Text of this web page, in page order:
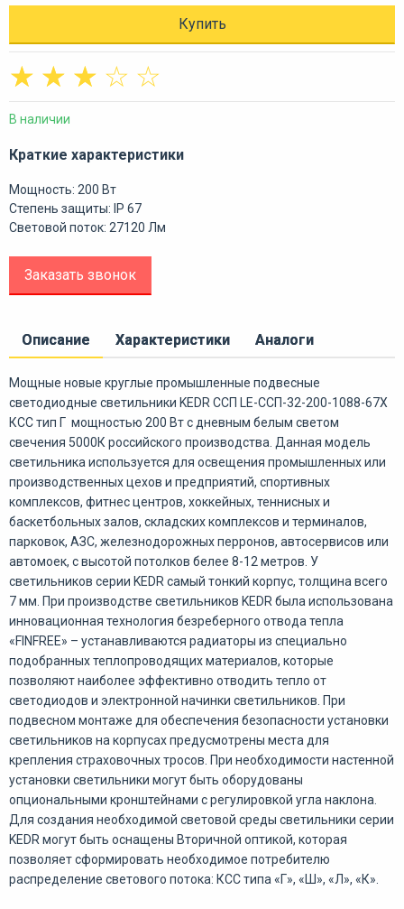
Купить
☆
☆
☆
☆
☆
В наличии
Краткие характеристики
Мощность: 200 Вт
Степень защиты: IP 67
Световой поток: 27120 Лм
Заказать звонок
Описание Характеристики Аналоги
Мощные новые круглые промышленные подвесные
светодиодные светильники KEDR ССП LE-ССП-32-200-1088-67Х
КСС тип Г мощностью 200 Вт с дневным белым светом
свечения 5000К российского производства. Данная модель
светильника используется для освещения промышленных или
производственных цехов и предприятий, спортивных
комплексов, фитнес центров, хоккейных, теннисных и
баскетбольных залов, складских комплексов и терминалов,
парковок, АЗС, железнодорожных перронов, автосервисов или
автомоек, с высотой потолков белее 8-12 метров. У
светильников серии KEDR самый тонкий корпус, толщина всего
7 мм. При производстве светильников KEDR была использована
инновационная технология безреберного отвода тепла
«FINFREE» – устанавливаются радиаторы из специально
подобранных теплопроводящих материалов, которые
позволяют наиболее эффективно отводить тепло от
светодиодов и электронной начинки светильников. При
подвесном монтаже для обеспечения безопасности установки
светильников на корпусах предусмотрены места для
крепления страховочных тросов. При необходимости настенной
установки светильники могут быть оборудованы
опциональными кронштейнами с регулировкой угла наклона.
Для создания необходимой световой среды светильники серии
KEDR могут быть оснащены Вторичной оптикой, которая
позволяет сформировать необходимое потребителю
распределение светового потока: КСС типа «Г», «Ш», «Л», «К».